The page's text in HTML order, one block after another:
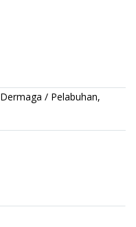
Dermaga / Pelabuhan,